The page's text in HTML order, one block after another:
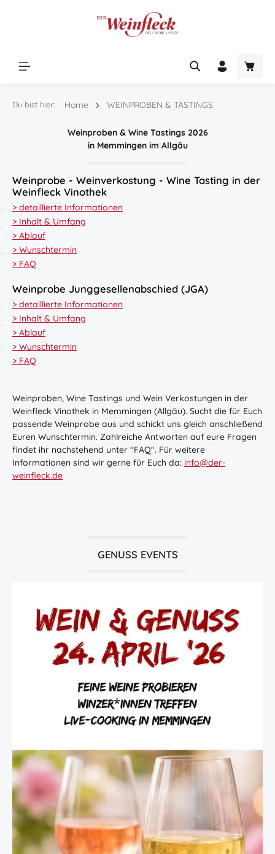
Du bist hier: Home WEINPROBEN & TASTINGS
Weinproben & Wine Tastings 2026
in Memmingen im Allgäu
Weinprobe - Weinverkostung - Wine Tasting in der
Weinfleck Vinothek
> detaillierte Informationen
> Inhalt & Umfang
> Ablauf
> Wunschtermin
> FAQ
Weinprobe Junggesellenabschied (JGA)
> detaillierte Informationen
> Inhalt & Umfang
> Ablauf
> Wunschtermin
> FAQ
Weinproben, Wine Tastings und Wein Verkostungen in der
Weinfleck Vinothek in Memmingen (Allgäu). Sucht die für Euch
passende Weinprobe aus und schickt uns gleich anschließend
Euren Wunschtermin. Zahlreiche Antworten auf eure Fragen
findet ihr nachstehend unter "FAQ". Für weitere
Informationen sind wir gerne für Euch da: info@der-
weinfleck.de
GENUSS EVENTS